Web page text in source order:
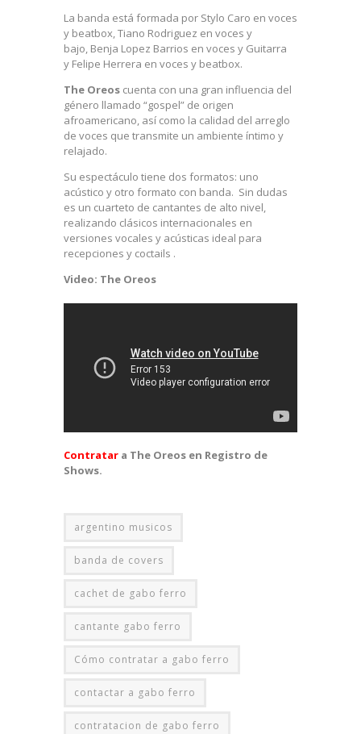
La banda está formada por Stylo Caro en voces
y beatbox, Tiano Rodriguez en voces y
bajo, Benja Lopez Barrios en voces y Guitarra
y Felipe Herrera en voces y beatbox.
The Oreos cuenta con una gran influencia del
género llamado “gospel” de origen
afroamericano, así como la calidad del arreglo
de voces que transmite un ambiente íntimo y
relajado.
Su espectáculo tiene dos formatos: uno
acústico y otro formato con banda. Sin dudas
es un cuarteto de cantantes de alto nivel,
realizando clásicos internacionales en
versiones vocales y acústicas ideal para
recepciones y coctails .
Video: The Oreos
Contratar a The Oreos en Registro de
Shows.
argentino musicos
banda de covers
cachet de gabo ferro
cantante gabo ferro
Cómo contratar a gabo ferro
contactar a gabo ferro
contratacion de gabo ferro